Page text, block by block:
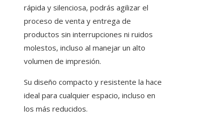
rápida y silenciosa, podrás agilizar el
proceso de venta y entrega de
productos sin interrupciones ni ruidos
molestos, incluso al manejar un alto
volumen de impresión.
Su diseño compacto y resistente la hace
ideal para cualquier espacio, incluso en
los más reducidos.